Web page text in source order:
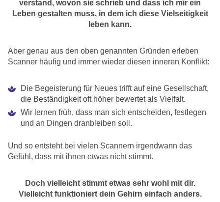
verstand, wovon sie schrieb und dass ich mir ein
Leben gestalten muss, in dem ich diese Vielseitigkeit
leben kann.
Aber genau aus den oben genannten Gründen erleben
Scanner häufig und immer wieder diesen inneren Konflikt:
Die Begeisterung für Neues trifft auf eine Gesellschaft,
die Beständigkeit oft höher bewertet als Vielfalt.
Wir lernen früh, dass man sich entscheiden, festlegen
und an Dingen dranbleiben soll.
Und so entsteht bei vielen Scannern irgendwann das
Gefühl, dass mit ihnen etwas nicht stimmt.
Doch vielleicht stimmt etwas sehr wohl mit dir.
Vielleicht funktioniert dein Gehirn einfach anders.